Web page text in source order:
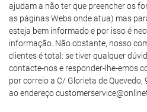
ajudam a não ter que preencher os
as páginas Webs onde atua) mas
esteja bem informado e por isso é
informação. Não obstante, nosso
clientes é total: se tiver qualquer
contacte-nos e responder-lhe-emos
por correio a C/ Glorieta de
ao endereço